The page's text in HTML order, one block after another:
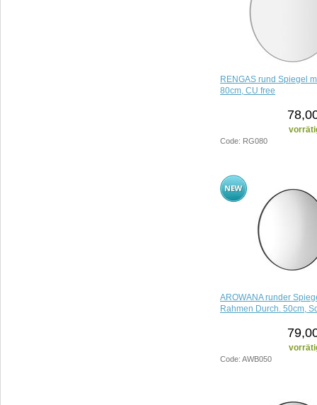
RENGAS rund Spiegel
80cm, CU free
Code: RG080
AROWANA runder
Rahmen Durch. 50cm,
Code: AWB050